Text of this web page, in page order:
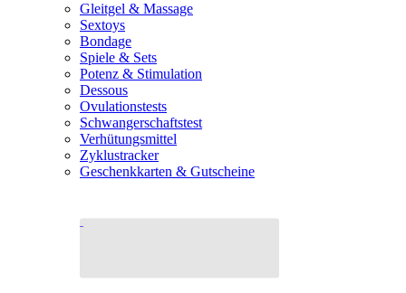
Gleitgel & Massage
Sextoys
Bondage
Spiele & Sets
Potenz & Stimulation
Dessous
Ovulationstests
Schwangerschaftstest
Verhütungsmittel
Zyklustracker
Geschenkkarten & Gutscheine